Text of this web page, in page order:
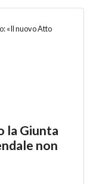
la Giunta
non